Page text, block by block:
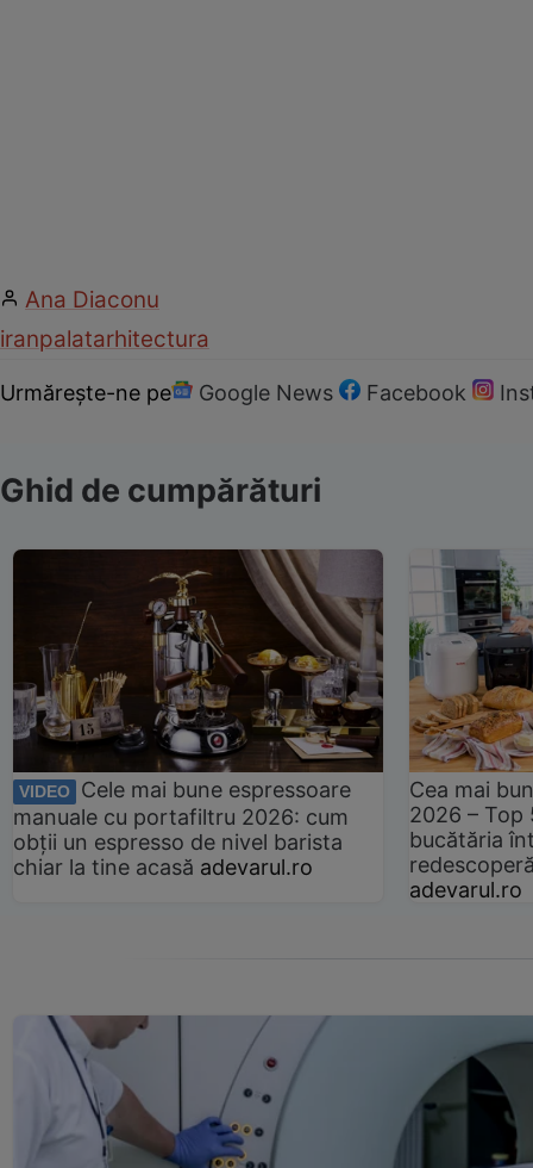
Ana Diaconu
iranpalatarhitectura
Urmărește-ne pe Google News Facebook
Ghid de cumpărături
VIDEO
Cele mai bune espressoare
manuale cu portafiltru 2026: cum
obții un espresso de nivel barista
chiar la tine acasă adevarul.ro
Cea mai
2026 –
bucătăria
adevarul.ro